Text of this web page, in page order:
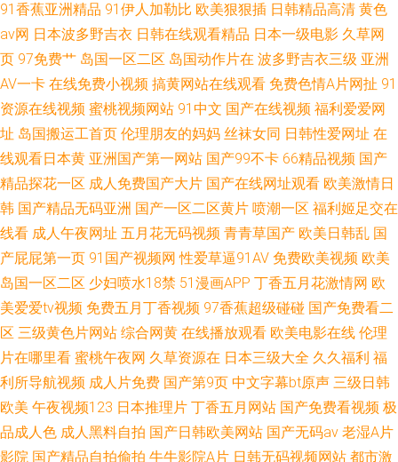
91香蕉亚洲精品 91伊人加勒比 欧美狠狠插 日韩精品高清 黄色
av网 日本波多野吉衣 日韩在线观看精品 日本一级电影 久草网
页 97免费艹 岛国一区二区 岛国动作片在 波多野吉衣三级 亚洲
AV一卡 在线免费小视频 搞黄网站在线观看 免费色情A片网扯 91
资源在线视频 蜜桃视频网站 91中文 国产在线视频 福利爱爱网
址 岛国搬运工首页 伦理朋友的妈妈 丝袜女同 日韩性爱网址 在
线观看日本黄 亚洲国产第一网站 国产99不卡 66精品视频 国产
精品探花一区 成人免费国产大片 国产在线网址观看 欧美激情日
韩 国产精品无码亚洲 国产一区二区黄片 喷潮一区 福利姬足交在
线看 成人午夜网址 五月花无码视频 青青草国产 欧美日韩乱 国
产屁屁第一页 91国产视频网 性爱草逼91AV 免费欧美视频 欧美
岛国一区二区 少妇喷水18禁 51漫画APP 丁香五月花激情网 欧
美爱爱tv视频 免费五月丁香视频 97香蕉超级碰碰 国产免费看二
区 三级黄色片网站 综合网黄 在线播放观看 欧美电影在线 伦理
片在哪里看 蜜桃午夜网 久草资源在 日本三级大全 久久福利 福
利所导航视频 成人片免费 国产第9页 中文字幕bt原声 三级日韩
欧美 午夜视频123 日本推理片 丁香五月网站 国产免费看视频 极
品成人色 成人黑料自拍 国产日韩欧美网站 国产无码av 老湿A片
影院 国产精品自拍偷拍 牛牛影院A片 日韩无码视频网站 都市激